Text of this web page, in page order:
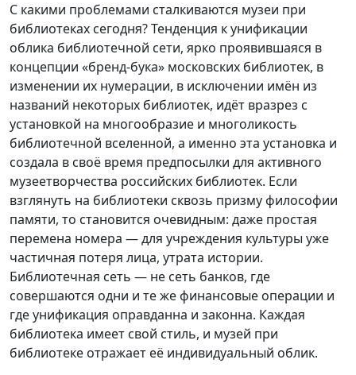
С какими проблемами сталкиваются музеи при
библиотеках сегодня? Тенденция к унификации
облика библиотечной сети, ярко проявившаяся в
концепции «бренд-бука» московских библиотек, в
изменении их нумерации, в исключении имён из
названий некоторых библиотек, идёт вразрез с
установкой на многообразие и многоликость
библиотечной вселенной, а именно эта установка и
создала в своё время предпосылки для активного
музеетворчества российских библиотек. Если
взглянуть на библиотеки сквозь призму философии
памяти, то становится очевидным: даже простая
перемена номера — для учреждения культуры уже
частичная потеря лица, утрата истории.
Библиотечная сеть — не сеть банков, где
совершаются одни и те же финансовые операции и
где унификация оправданна и законна. Каждая
библиотека имеет свой стиль, и музей при
библиотеке отражает её индивидуальный облик.